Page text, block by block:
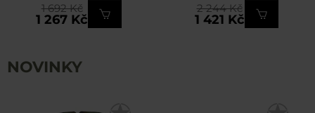
1 267 Kč
1 692 Kč
1 421 Kč
2 244 Kč
NOVINKY